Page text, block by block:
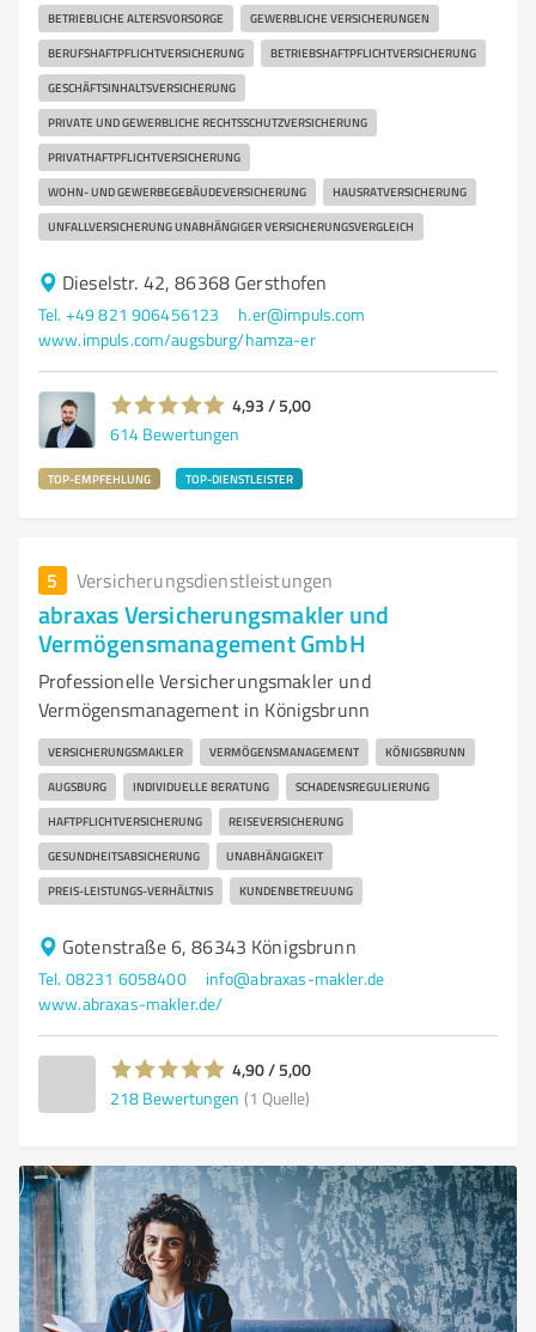
BETRIEBLICHE ALTERSVORSORGE GEWERBLICHE VERSICHERUNGEN
BERUFSHAFTPFLICHTVERSICHERUNG BETRIEBSHAFTPFLICHTVERSICHERUNG
GESCHÄFTSINHALTSVERSICHERUNG
PRIVATE UND GEWERBLICHE RECHTSSCHUTZVERSICHERUNG
PRIVATHAFTPFLICHTVERSICHERUNG
WOHN- UND GEWERBEGEBÄUDEVERSICHERUNG HAUSRATVERSICHERUNG
UNFALLVERSICHERUNG UNABHÄNGIGER VERSICHERUNGSVERGLEICH
Dieselstr. 42, 86368 Gersthofen
Tel. +49 821 906456123
h.er@impuls.com
www.impuls.com/augsburg/hamza-er
4,93 / 5,00
614 Bewertungen
TOP-EMPFEHLUNG TOP-DIENSTLEISTER
5 Versicherungsdienstleistungen
abraxas Versicherungsmakler und
Vermögensmanagement GmbH
Professionelle Versicherungsmakler und
Vermögensmanagement in Königsbrunn
VERSICHERUNGSMAKLER VERMÖGENSMANAGEMENT KÖNIGSBRUNN
AUGSBURG INDIVIDUELLE BERATUNG SCHADENSREGULIERUNG
HAFTPFLICHTVERSICHERUNG REISEVERSICHERUNG
GESUNDHEITSABSICHERUNG UNABHÄNGIGKEIT
PREIS-LEISTUNGS-VERHÄLTNIS KUNDENBETREUUNG
Gotenstraße 6, 86343 Königsbrunn
Tel. 08231 6058400
info@abraxas-makler.de
www.abraxas-makler.de/
4,90 / 5,00
218 Bewertungen (1 Quelle)